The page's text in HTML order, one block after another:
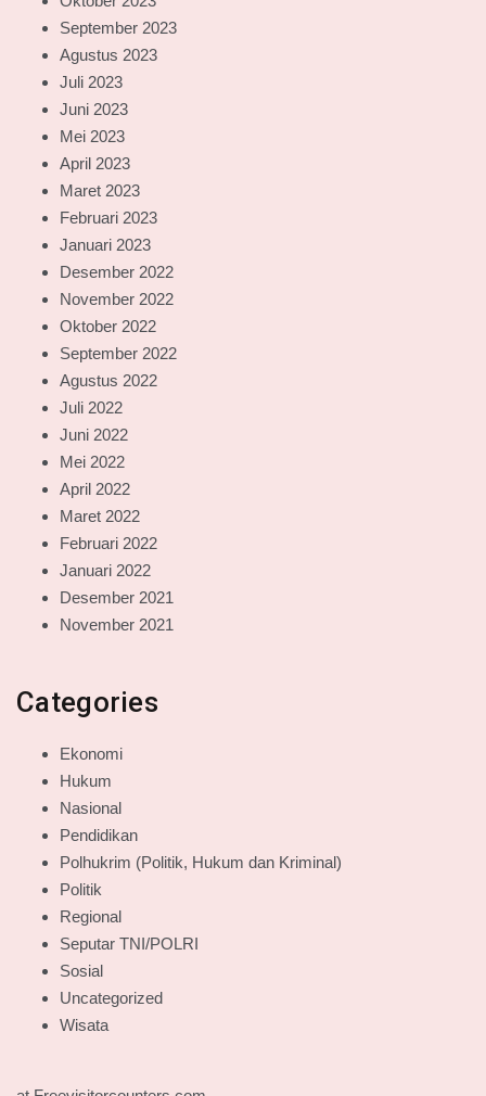
September 2023
Agustus 2023
Juli 2023
Juni 2023
Mei 2023
April 2023
Maret 2023
Februari 2023
Januari 2023
Desember 2022
November 2022
Oktober 2022
September 2022
Agustus 2022
Juli 2022
Juni 2022
Mei 2022
April 2022
Maret 2022
Februari 2022
Januari 2022
Desember 2021
November 2021
Categories
Ekonomi
Hukum
Nasional
Pendidikan
Polhukrim (Politik, Hukum dan Kriminal)
Politik
Regional
Seputar TNI/POLRI
Sosial
Uncategorized
Wisata